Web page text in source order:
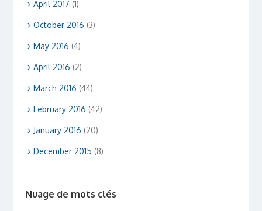
April 2017 (1)
October 2016 (3)
May 2016 (4)
April 2016 (2)
March 2016 (44)
February 2016 (42)
January 2016 (20)
December 2015 (8)
Nuage de mots clés